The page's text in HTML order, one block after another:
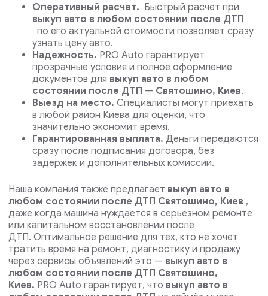
Оперативный расчет. Быстрый расчет при
выкуп авто в любом состоянии после ДТП
по его актуальной стоимости позволяет сразу
узнать цену авто.
Надежность. PRO Auto гарантирует
прозрачные условия и полное оформление
документов для выкуп авто в любом
состоянии после ДТП — Святошино, Киев.
Выезд на место. Специалисты могут приехать
в любой район Киева для оценки, что
значительно экономит время.
Гарантированная выплата. Деньги передаются
сразу после подписания договора, без
задержек и дополнительных комиссий.
Наша компания также предлагает выкуп авто в
любом состоянии после ДТП Святошино, Киев ,
даже когда машина нуждается в серьезном ремонте
или капитальном восстановлении после
ДТП.Оптимальное решение для тех, кто не хочет
тратить время на ремонт, диагностику и продажу
через сервисы объявлений это — выкуп авто в
любом состоянии после ДТП Святошино,
Киев. PRO Auto гарантирует, что выкуп авто в